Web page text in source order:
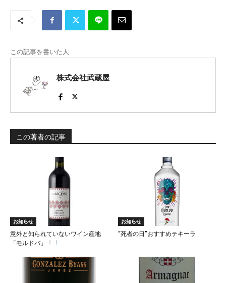
この記事を書いた人
株式会社武蔵屋
この著者の記事
お知らせ
意外と知られていないワイン産地
「モルドバ」
お知らせ
“死者の日”おすすめテキーラ